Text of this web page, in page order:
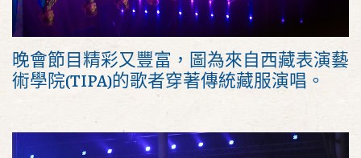
晚會節目精彩又豐富，圖為來自西藏表演藝
術學院(TIPA)的歌者穿著傳統藏服演唱。